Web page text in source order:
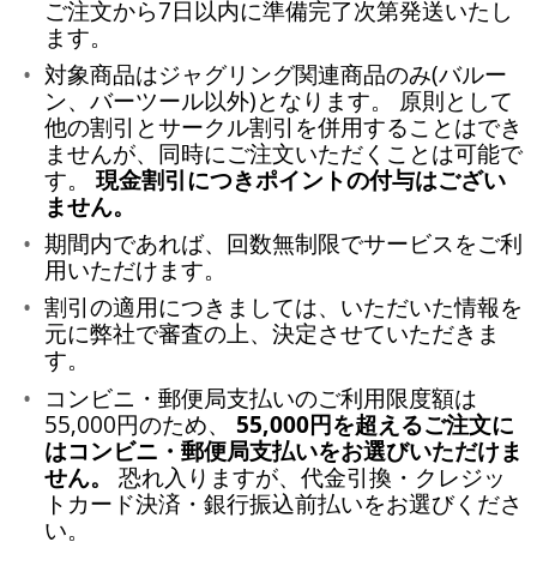
ご注文から7日以内に準備完了次第発送いたし
ます。
対象商品はジャグリング関連商品のみ(バルー
ン、バーツール以外)となります。 原則として
他の割引とサークル割引を併用することはでき
ませんが、同時にご注文いただくことは可能で
す。現金割引につきポイントの付与はござい
ません。
期間内であれば、回数無制限でサービスをご利
用いただけます。
割引の適用につきましては、いただいた情報を
元に弊社で審査の上、決定させていただきま
す。
コンビニ・郵便局支払いのご利用限度額は
55,000円のため、 55,000円を超えるご注文に
はコンビニ・郵便局支払いをお選びいただけま
せん。
恐れ入りますが、代金引換・クレジッ
トカード決済・銀行振込前払いをお選びくださ
い。